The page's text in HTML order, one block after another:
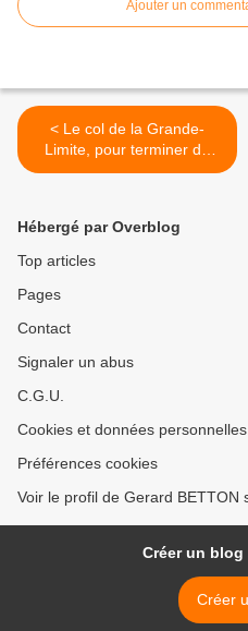
Ajouter un
< Le col de la Grande-
Limite, pour terminer de
2009
Hébergé par Overblog
Top articles
Pages
Contact
Signaler un abus
C.G.U.
Cookies et données personnelles
Préférences cookies
Voir le profil de Gerard BETTON
Créer un
Créer